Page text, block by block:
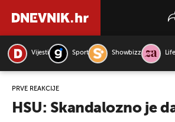
Vijesti Sport Showbizz
PRVE REAKCIJE
HSU: Skandalozno je
PRETRAŽITE VIJESTI